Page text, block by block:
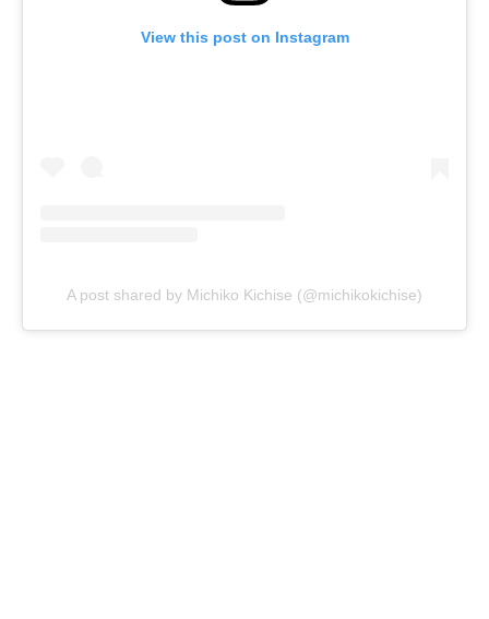
View this post on Instagram
A post shared by Michiko Kichise (@michikokichise)